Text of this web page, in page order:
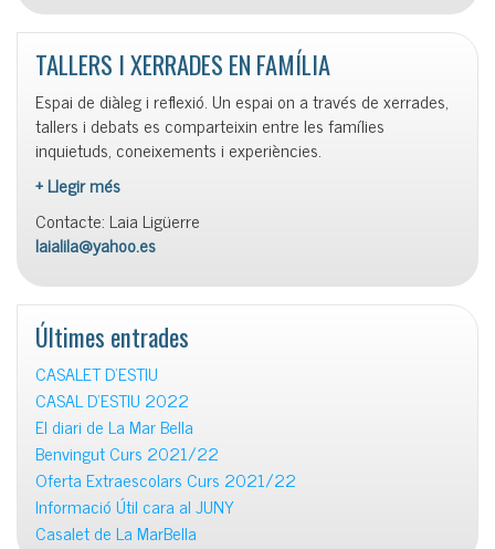
TALLERS I XERRADES EN FAMÍLIA
Espai de diàleg i reflexió. Un espai on a través de xerrades,
tallers i debats es comparteixin entre les famílies
inquietuds, coneixements i experiències.
+ Llegir més
Contacte: Laia Ligüerre
laialila@yahoo.es
Últimes entrades
CASALET D’ESTIU
CASAL D’ESTIU 2022
El diari de La Mar Bella
Benvingut Curs 2021/22
Oferta Extraescolars Curs 2021/22
Informació Útil cara al JUNY
Casalet de La MarBella